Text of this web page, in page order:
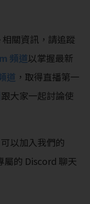
關資訊，請追蹤
頻道以掌握最新
道 ，取得直播第一
跟大家一起討論使
以加入我們的
屬的 Discord 聊天